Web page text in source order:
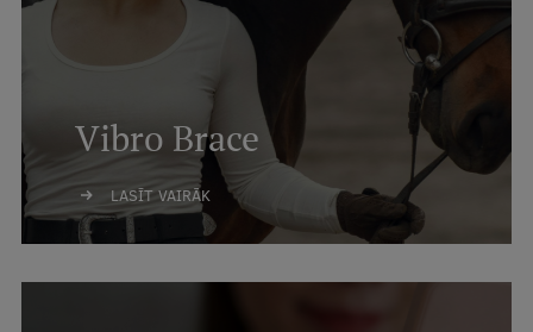
Vibro Brace
LASĪT VAIRĀK